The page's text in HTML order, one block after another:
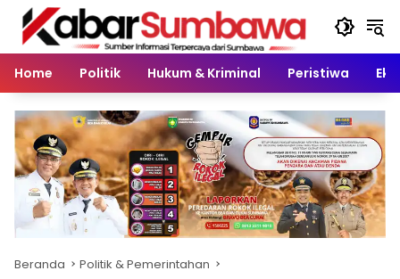
Langsung
konten
Home
Politik Hukum & Kriminal Peristiwa
Beranda Politik & Pemerintahan